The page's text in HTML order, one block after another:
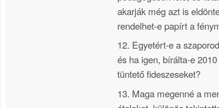
akarják még azt is
rendelhet-e papírt a
12. Egyetért-e a
és ha igen, bírálta-e
tüntető fideszeseket?
13. Maga megenné a